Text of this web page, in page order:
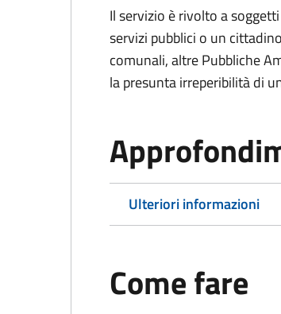
Il servizio è rivolto a
servizi pubblici o un
comunali, altre Pubbliche
la presunta irreperibilità di
Ulteriori informazioni
Come fare